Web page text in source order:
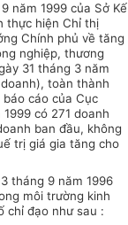
năm 1999 của Sở Kế
thực hiện Chỉ thị
Chính phủ về tăng
nghiệp, thương
31 tháng 3 năm
toàn thành
báo cáo của Cục
có 271 doanh
ban đầu, không
trị giá gia tăng cho
tháng 9 năm 1996
môi trường kinh
chỉ đạo như sau :